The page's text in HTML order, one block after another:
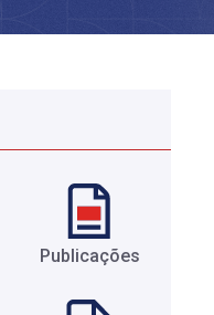
Publicações